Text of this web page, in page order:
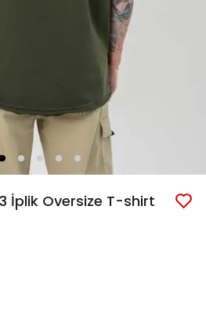
İplik Oversize T-shirt